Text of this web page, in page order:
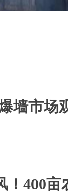
墙市场
！400亩